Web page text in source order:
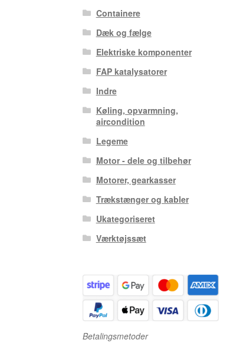
Containere
Dæk og fælge
Elektriske komponenter
FAP katalysatorer
Indre
Køling, opvarmning,
aircondition
Legeme
Motor - dele og tilbehør
Motorer, gearkasser
Trækstænger og kabler
Ukategoriseret
Værktøjssæt
Betalingsmetoder